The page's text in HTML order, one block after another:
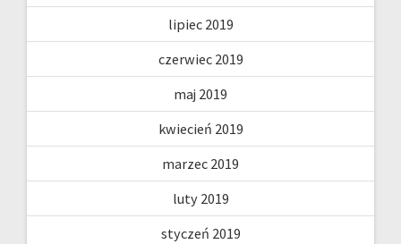
lipiec 2019
czerwiec 2019
maj 2019
kwiecień 2019
marzec 2019
luty 2019
styczeń 2019